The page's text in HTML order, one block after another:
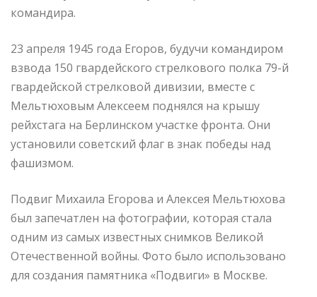
командира.
23 апреля 1945 года Егоров, будучи командиром
взвода 150 гвардейского стрелкового полка 79-й
гвардейской стрелковой дивизии, вместе с
Мельтюховым Алексеем поднялся на крышу
рейхстага на Берлинском участке фронта. Они
установили советский флаг в знак победы над
фашизмом.
Подвиг Михаила Егорова и Алексея Мельтюхова
был запечатлен на фотографии, которая стала
одним из самых известных снимков Великой
Отечественной войны. Фото было использовано
для создания памятника «Подвиги» в Москве.